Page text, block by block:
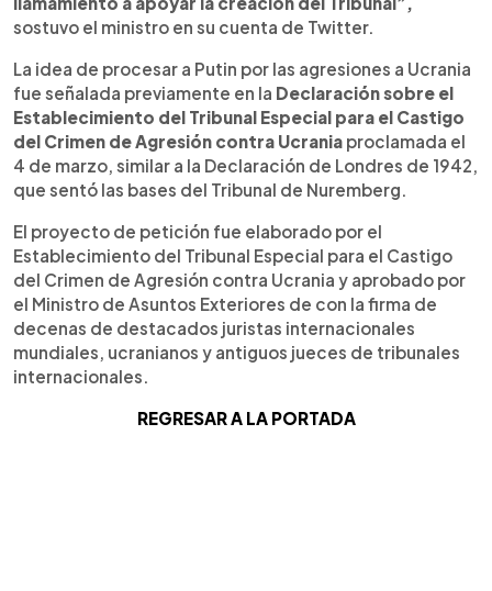
sostuvo el ministro en su cuenta de Twitter.
La idea de procesar a Putin por las agresiones a Ucrania
fue señalada previamente en la Declaración sobre el
Establecimiento del Tribunal Especial para el Castigo
del Crimen de Agresión contra Ucrania proclamada el
4 de marzo, similar a la Declaración de Londres de 1942,
que sentó las bases del Tribunal de Nuremberg.
El proyecto de petición fue elaborado por el
Establecimiento del Tribunal Especial para el Castigo
del Crimen de Agresión contra Ucrania y aprobado por
el Ministro de Asuntos Exteriores de con la firma de
decenas de destacados juristas internacionales
mundiales, ucranianos y antiguos jueces de tribunales
internacionales.
REGRESAR A LA PORTADA